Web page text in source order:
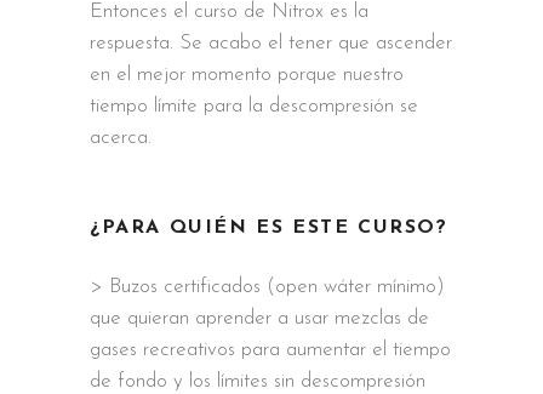
Entonces el curso de Nitrox es la
respuesta. Se acabo el tener que ascender
en el mejor momento porque nuestro
tiempo límite para la descompresión se
acerca.
¿PARA QUIÉN ES ESTE CURSO?
> Buzos certificados (open wáter mínimo)
que quieran aprender a usar mezclas de
gases recreativos para aumentar el tiempo
de fondo y los límites sin descompresión